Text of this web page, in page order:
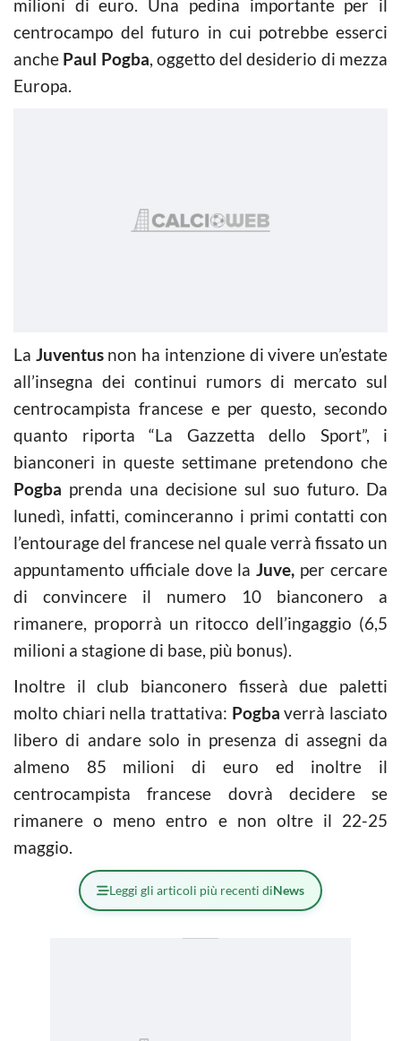
milioni di euro. Una pedina importante per il
centrocampo del futuro in cui potrebbe esserci
anche Paul Pogba, oggetto del desiderio di mezza
Europa.
La Juventusnon ha intenzione di vivere un’estate
all’insegna dei continui rumors di mercato sul
centrocampista francese e per questo, secondo
quanto riporta “La Gazzetta dello Sport”, i
bianconeri in queste settimane pretendono che
Pogba prenda una decisione sul suo futuro. Da
lunedì, infatti, cominceranno i primi contatti con
l’entourage del francese nel quale verrà fissato un
appuntamento ufficiale dove laJuve, per cercare
di convincere il numero 10 bianconero a
rimanere, proporrà un ritocco dell’ingaggio (6,5
milioni a stagione di base, più bonus).
Inoltre il club bianconero fisserà due paletti
molto chiari nella trattativa: Pogba verrà lasciato
libero di andare solo in presenza di assegni da
almeno 85 milioni di euro ed inoltre il
centrocampista francese dovrà decidere se
rimanere o meno entro e non oltre il 22-25
maggio.
Leggi gli articoli più recenti diNews